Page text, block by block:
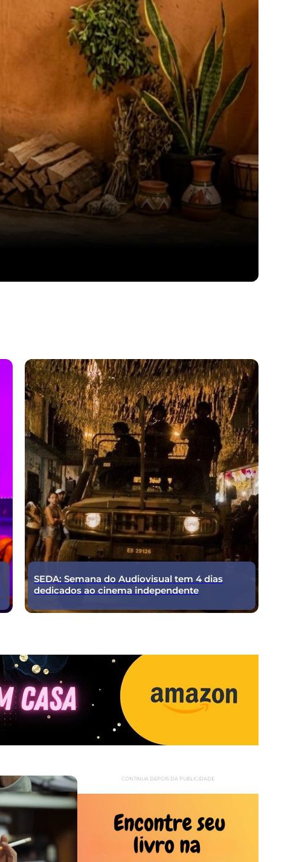
SEDA: Semana do Audiovisual tem 4 dias
dedicados ao cinema independente
CONTINUA DEPOIS DA PUBLICIDADE